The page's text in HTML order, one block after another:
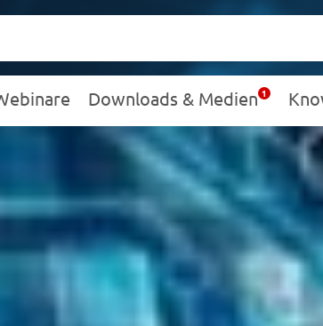
Downloads & Medien